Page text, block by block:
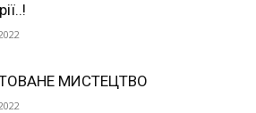
МИСТЕЦТВО